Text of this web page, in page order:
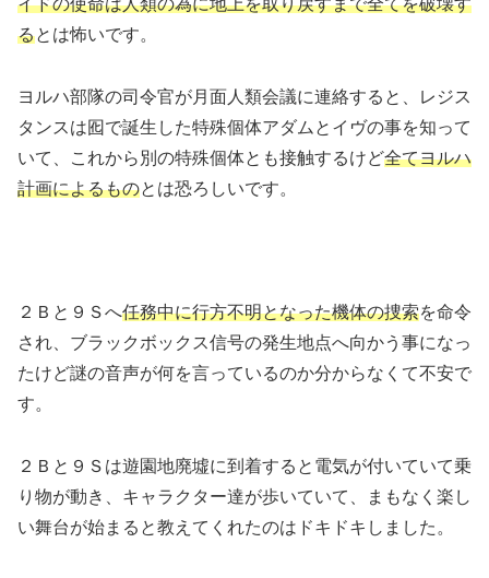
るとは怖いです。
ヨルハ部隊の司令官が月面人類会議に連絡すると、レジス
タンスは囮で誕生した特殊個体アダムとイヴの事を知って
いて、これから別の特殊個体とも接触するけど全てヨルハ
計画によるものとは恐ろしいです。
２Ｂと９Ｓへ任務中に行方不明となった機体の捜索を命令
され、ブラックボックス信号の発生地点へ向かう事になっ
たけど謎の音声が何を言っているのか分からなくて不安で
す。
２Ｂと９Ｓは遊園地廃墟に到着すると電気が付いていて乗
り物が動き、キャラクター達が歩いていて、まもなく楽し
い舞台が始まると教えてくれたのはドキドキしました。